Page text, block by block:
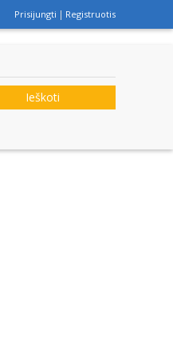
Prisijungti Registruotis
Ieškoti